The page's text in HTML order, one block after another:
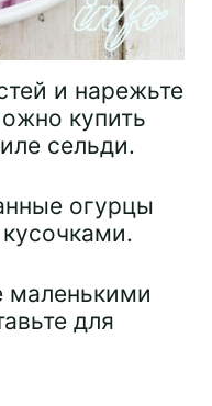
и нарежьте
купить
сельди.
огурцы
маленькими
для